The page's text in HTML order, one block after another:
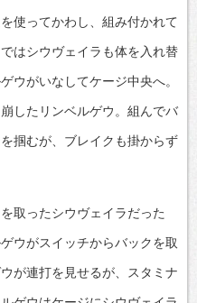
使ってかわし、組み付かれて
はシウヴェイラも体を入れ替
ウがいなしてケージ中央へ。
したリンベルゲウ。組んでバ
掴むが、ブレイクも掛からず
取ったシウヴェイラだった
ウがスイッチからバックを取
が連打を見せるが、スタミナ